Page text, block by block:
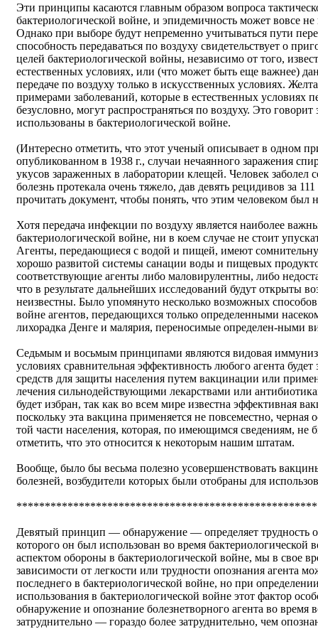
Эти принципы касаются главным образом вопроса
бактериологической войне, и эпидемичность может вовсе
Однако при выборе будут непременно учитываться пути
способность передаваться по воздуху свидетельствует о
целей бактериологической войны, независимо от того,
естественных условиях, или (что может быть еще важнее)
передаче по воздуху только в искусственных условиях.
примерами заболеваний, которые в естественных условиях
безусловно, могут распространяться по воздуху. Это
использованы в бактериологической войне.
(Интересно отметить, что этот ученый описывает в одном
опубликованном в 1938 г., случаи нечаянного заражения
укусов зараженных в лаборатории клещей. Человек заболел
болезнь протекала очень тяжело, дав девять рецидивов за
прочитать документ, чтобы понять, что этим человеком
Хотя передача инфекции по воздуху является наиболее
бактериологической войне, ни в коем случае не стоит
Агенты, передающиеся с водой и пищей, имеют
хорошо развитой системы санации воды и пищевых
соответствующие агенты либо маловирулентны, либо
что в результате дальнейших исследований будут открыты
неизвестны. Было упомянуто несколько возможных
войне агентов, передающихся только определенными
лихорадка Денге и малярия, переносимые определен-ными
Седьмым и восьмым принципами являются видовая
условиях сравнительная эффективность любого агента
средств для защиты населения путем вакцинации или
лечения сильнодействующими лекарствами или
будет избран, так как во всем мире известна эффективная
поскольку эта вакцина применяется не повсеместно, черная
той части населения, которая, по имеющимся сведениям, не
отметить, что это относится к некоторым нашим штатам.
Вообще, было бы весьма полезно усовершенствовать
болезней, возбудители которых были отобраны для
Девятый принцип — обнаружение — определяет трудность
которого он был использован во время
аспектом обороны в бактериологической войне, мы в свое
зависимости от легкости или трудности опознания агента
последнего в бактериологической войне, но при
использования в бактериологической войне этот фактор
обнаружение и опознание болезнетворного агента во время
затруднительно — гораздо более затруднительно, чем